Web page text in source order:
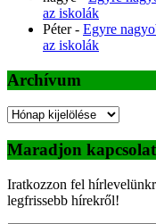
az iskolák
Péter- Egyre
az iskolák
Archívum
Archívum
Maradjon
Iratkozzon fel
legfrissebb hírekről!